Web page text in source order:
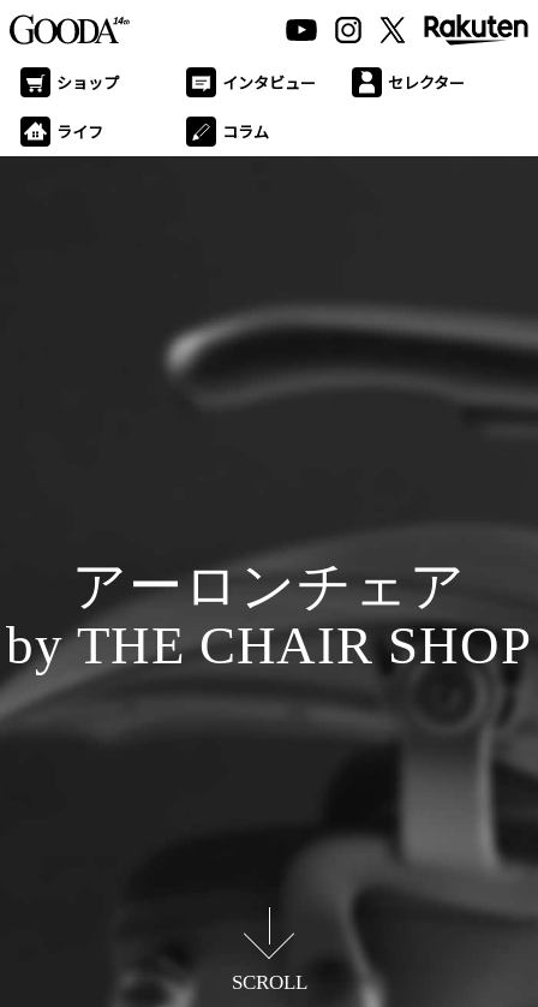
ショップ インタビュー セレクター
ライフ コラム
アーロンチェア
by THE CHAIR SHOP
SCROLL
12年保証の革新的オフィスチェア